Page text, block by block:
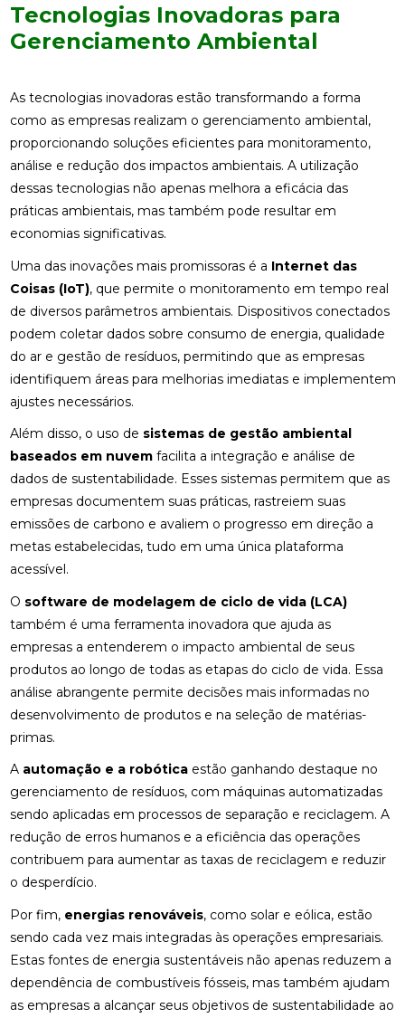
Tecnologias Inovadoras para
Gerenciamento Ambiental
As tecnologias inovadoras estão transformando a forma
como as empresas realizam o gerenciamento ambiental,
proporcionando soluções eficientes para monitoramento,
análise e redução dos impactos ambientais. A utilização
dessas tecnologias não apenas melhora a eficácia das
práticas ambientais, mas também pode resultar em
economias significativas.
Uma das inovações mais promissoras é a Internet das
Coisas (IoT), que permite o monitoramento em tempo real
de diversos parâmetros ambientais. Dispositivos conectados
podem coletar dados sobre consumo de energia, qualidade
do ar e gestão de resíduos, permitindo que as empresas
identifiquem áreas para melhorias imediatas e implementem
ajustes necessários.
Além disso, o uso de sistemas de gestão ambiental
baseados em nuvemfacilita a integração e análise de
dados de sustentabilidade. Esses sistemas permitem que as
empresas documentem suas práticas, rastreiem suas
emissões de carbono e avaliem o progresso em direção a
metas estabelecidas, tudo em uma única plataforma
acessível.
O software de modelagem de ciclo de vida (LCA)
também é uma ferramenta inovadora que ajuda as
empresas a entenderem o impacto ambiental de seus
produtos ao longo de todas as etapas do ciclo de vida. Essa
análise abrangente permite decisões mais informadas no
desenvolvimento de produtos e na seleção de matérias-
primas.
A automação e a robóticaestão ganhando destaque no
gerenciamento de resíduos, com máquinas automatizadas
sendo aplicadas em processos de separação e reciclagem. A
redução de erros humanos e a eficiência das operações
contribuem para aumentar as taxas de reciclagem e reduzir
o desperdício.
Por fim, energias renováveis, como solar e eólica, estão
sendo cada vez mais integradas às operações empresariais.
Estas fontes de energia sustentáveis não apenas reduzem a
dependência de combustíveis fósseis, mas também ajudam
as empresas a alcançar seus objetivos de sustentabilidade ao